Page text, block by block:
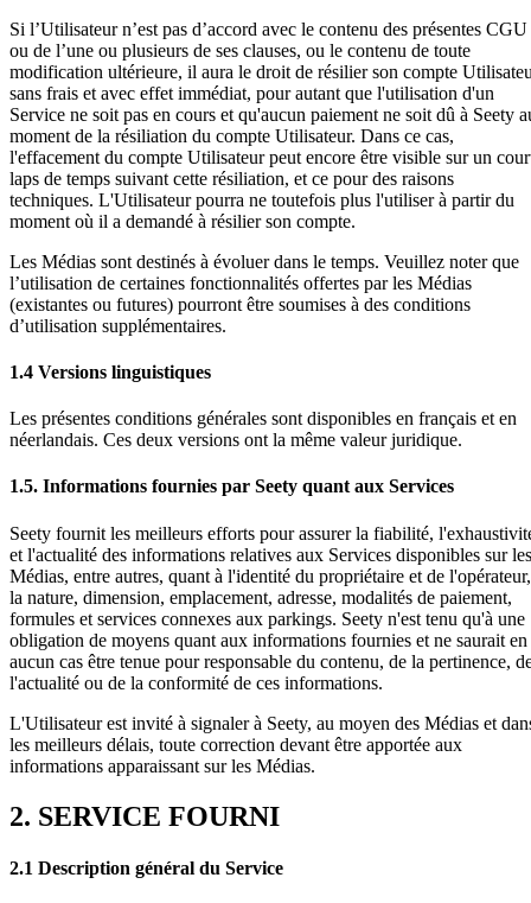
Si l’Utilisateur n’est pas d’accord avec le contenu des présentes CGU
ou de l’une ou plusieurs de ses clauses, ou le contenu de toute
modification ultérieure, il aura le droit de résilier son compte
sans frais et avec effet immédiat, pour autant que l'utilisation d'un
Service ne soit pas en cours et qu'aucun paiement ne soit dû à Seety
moment de la résiliation du compte Utilisateur. Dans ce cas,
l'effacement du compte Utilisateur peut encore être visible sur un
laps de temps suivant cette résiliation, et ce pour des raisons
techniques. L'Utilisateur pourra ne toutefois plus l'utiliser à partir du
moment où il a demandé à résilier son compte.
Les Médias sont destinés à évoluer dans le temps. Veuillez noter que
l’utilisation de certaines fonctionnalités offertes par les Médias
(existantes ou futures) pourront être soumises à des conditions
d’utilisation supplémentaires.
1.4 Versions linguistiques
Les présentes conditions générales sont disponibles en français et en
néerlandais. Ces deux versions ont la même valeur juridique.
1.5. Informations fournies par Seety quant aux Services
Seety fournit les meilleurs efforts pour assurer la fiabilité,
et l'actualité des informations relatives aux Services disponibles sur les
Médias, entre autres, quant à l'identité du propriétaire et de l'opérateur,
la nature, dimension, emplacement, adresse, modalités de paiement,
formules et services connexes aux parkings. Seety n'est tenu qu'à une
obligation de moyens quant aux informations fournies et ne saurait en
aucun cas être tenue pour responsable du contenu, de la pertinence,
l'actualité ou de la conformité de ces informations.
L'Utilisateur est invité à signaler à Seety, au moyen des Médias et
les meilleurs délais, toute correction devant être apportée aux
informations apparaissant sur les Médias.
2. SERVICE FOURNI
2.1 Description général du Service